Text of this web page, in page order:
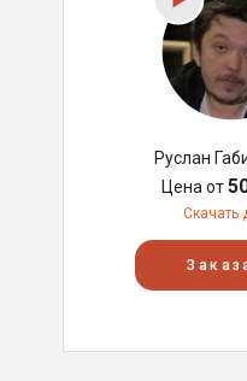
Руслан
Цена от
Скачать